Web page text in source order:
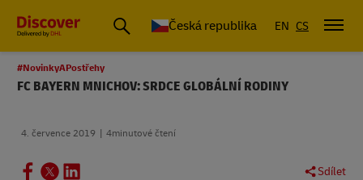
Česká republika EN CS
#NovinkyAPostřehy
FC BAYERN MNICHOV: SRDCE GLOBÁLNÍ RODINY
4. července 2019 4minutové čtení
Sdílet